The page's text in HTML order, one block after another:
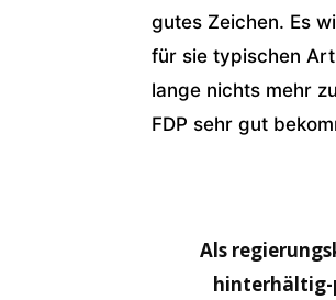
gutes Zeichen. Es
für sie typischen
lange nichts mehr
FDP sehr gut
Als
hinterhältig-